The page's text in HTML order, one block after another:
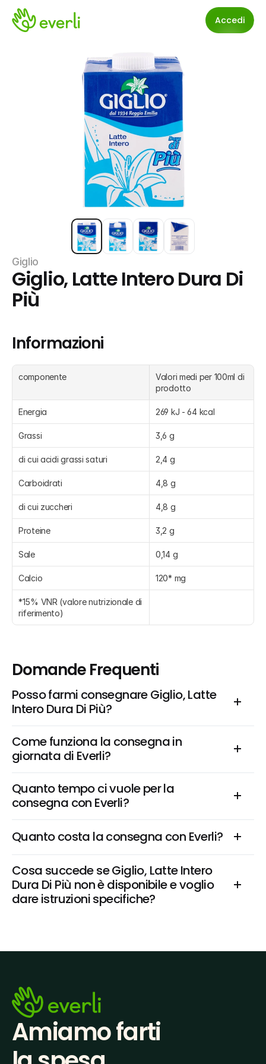
Accedi
Giglio
Giglio, Latte Intero Dura Di
Più
Informazioni
componente
Valori medi per 100ml di
prodotto
Energia 269 kJ - 64 kcal
Grassi 3,6 g
di cui acidi grassi saturi 2,4 g
Carboidrati 4,8 g
di cui zuccheri 4,8 g
Proteine 3,2 g
Sale 0,14 g
Calcio 120* mg
*15% VNR (valore nutrizionale di
riferimento)
Domande Frequenti
Posso farmi consegnare Giglio, Latte
Intero Dura Di Più?
Come funziona la consegna in
giornata di Everli?
Quanto tempo ci vuole per la
consegna con Everli?
Quanto costa la consegna con Everli?
Cosa succede se Giglio, Latte Intero
Dura Di Più non è disponibile e voglio
dare istruzioni specifiche?
Amiamo farti